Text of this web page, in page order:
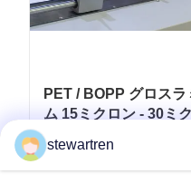
PET / BOPP グロス
ム 15ミクロン - 30ミ
げ
stewartren